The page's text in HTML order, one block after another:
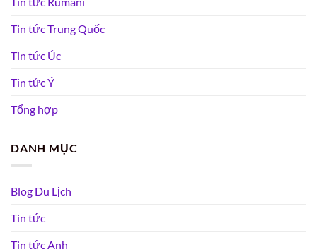
Tin tức Trung Quốc
Tin tức Úc
Tin tức Ý
Tổng hợp
DANH MỤC
Blog Du Lịch
Tin tức
Tin tức Anh